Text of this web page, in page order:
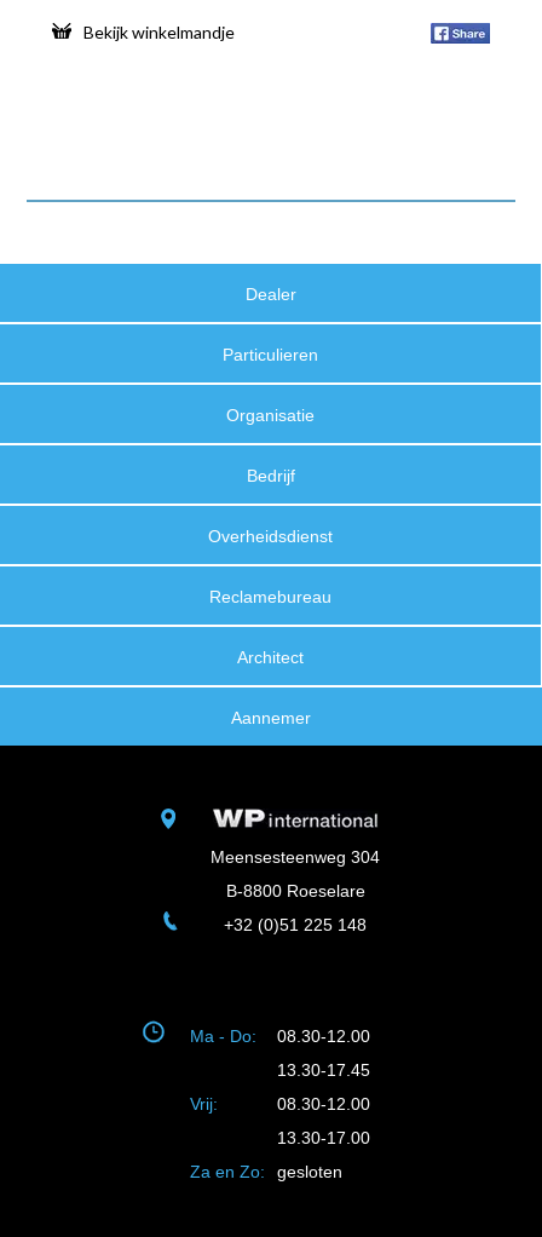
Bekijk winkelmandje
Dealer
Particulieren
Organisatie
Bedrijf
Overheidsdienst
Reclamebureau
Architect
Aannemer
Meensesteenweg 304
B-8800 Roeselare
+32 (0)51 225 148
Ma - Do:
08.30-12.00
13.30-17.45
Vrij:
08.30-12.00
13.30-17.00
Za en Zo:
gesloten